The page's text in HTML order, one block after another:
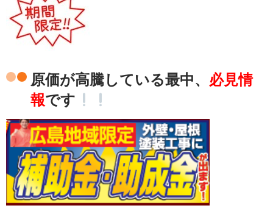
原価が高騰している最中、 必見情
報です